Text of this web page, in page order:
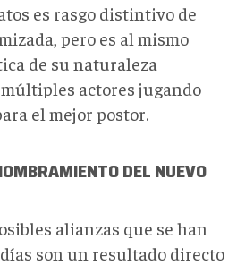
es rasgo distintivo de
pero es al mismo
de su naturaleza
actores jugando
el mejor postor.
DEL NUEVO
alianzas que se han
son un resultado directo